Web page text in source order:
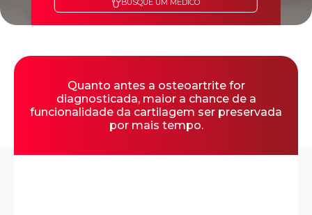
BUSQUE UM MÉDICO
Quanto antes a osteoartrite for
diagnosticada, maior a chance de a
funcionalidade da cartilagem ser preservada
por mais tempo.